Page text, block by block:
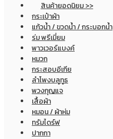
สินค้ายอดนิยม >>
กระเป๋าผ้า
แก้วน้ำ / ขวดน้ำ / กระบอกน้ำ
ร่ม พรีเมี่ยม
พาวเวอร์แบงค์
หมวก
กระสอบอีเกีย
ลำโพงบลูทูธ
พวงกุญแจ
เสื้อผ้า
หมอน / ผ้าห่ม
ทรัมไดร์ฟ
ปากกา